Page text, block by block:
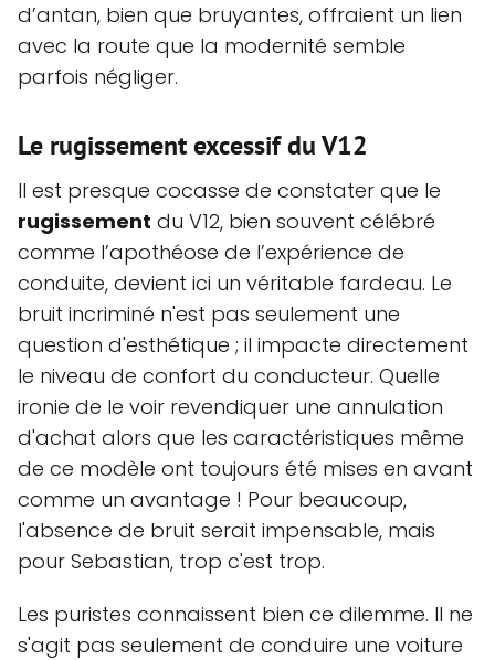
d’antan, bien que bruyantes, offraient un lien
avec la route que la modernité semble
parfois négliger.
Le rugissement excessif du V12
Il est presque cocasse de constater que le
rugissement du V12, bien souvent célébré
comme l’apothéose de l’expérience de
conduite, devient ici un véritable fardeau. Le
bruit incriminé n'est pas seulement une
question d'esthétique ; il impacte directement
le niveau de confort du conducteur. Quelle
ironie de le voir revendiquer une annulation
d'achat alors que les caractéristiques même
de ce modèle ont toujours été mises en avant
comme un avantage ! Pour beaucoup,
l'absence de bruit serait impensable, mais
pour Sebastian, trop c'est trop.
Les puristes connaissent bien ce dilemme. Il ne
s'agit pas seulement de conduire une voiture